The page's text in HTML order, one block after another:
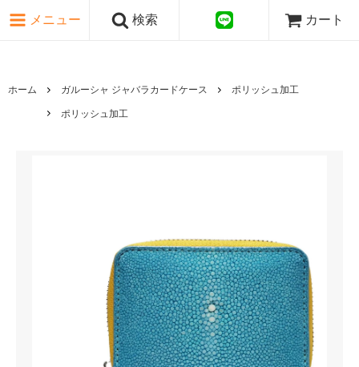
メニュー 検索 カート
ホーム ガルーシャ ジャバラカードケース ポリッシュ加工
ポリッシュ加工
ピンク・レッド系
ゴールド・シルバー系
国旗シリーズ
日本伝文様シリーズ